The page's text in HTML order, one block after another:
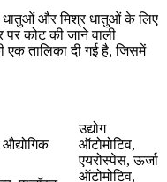
धातुओं और मिश्र धातुओं के लिए
पर कोट की जाने वाली
एक तालिका दी गई है, जिसमें
उद्योग
ऑटोमोटिव,
एयरोस्पेस, ऊर्जा
ऑटोमोटिव,